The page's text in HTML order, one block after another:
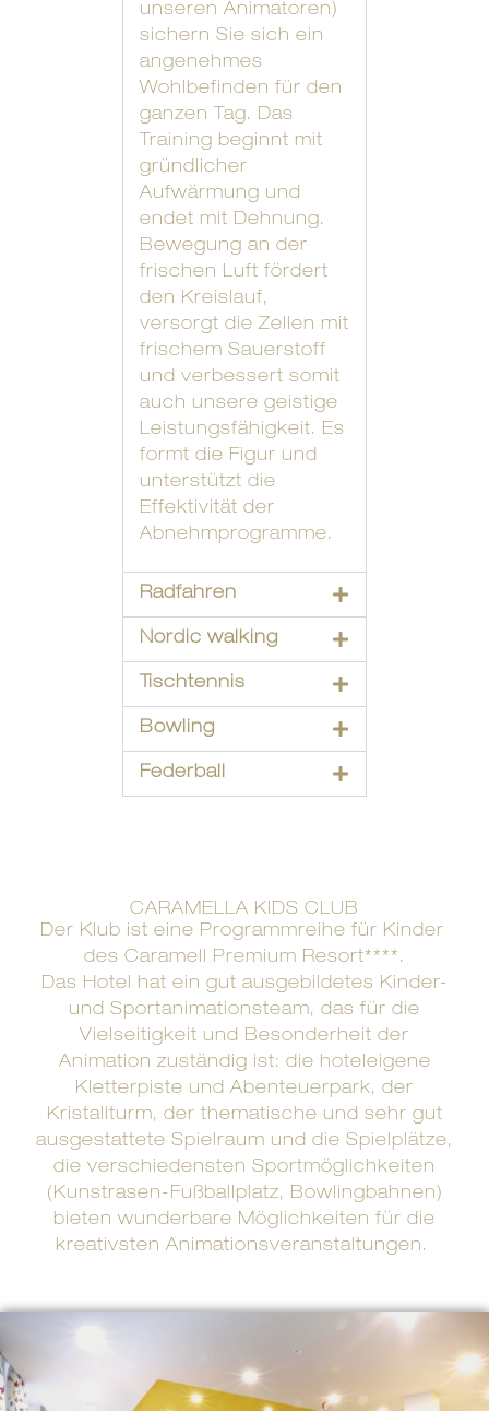
unseren Animatoren)
sichern Sie sich ein
angenehmes
Wohlbefinden für den
ganzen Tag. Das
Training beginnt mit
gründlicher
Aufwärmung und
endet mit Dehnung.
Bewegung an der
frischen Luft fördert
den Kreislauf,
versorgt die Zellen mit
frischem Sauerstoff
und verbessert somit
auch unsere geistige
Leistungsfähigkeit. Es
formt die Figur und
unterstützt die
Effektivität der
Abnehmprogramme.
Radfahren
Nordic walking
Tischtennis
Bowling
Federball
CARAMELLA KIDS CLUB
Der Klub ist eine Programmreihe für Kinder
des Caramell Premium Resort****.
Das Hotel hat ein gut ausgebildetes Kinder-
und Sportanimationsteam, das für die
Vielseitigkeit und Besonderheit der
Animation zuständig ist: die hoteleigene
Kletterpiste und Abenteuerpark, der
Kristallturm, der thematische und sehr gut
ausgestattete Spielraum und die Spielplätze,
die verschiedensten Sportmöglichkeiten
(Kunstrasen-Fußballplatz, Bowlingbahnen)
bieten wunderbare Möglichkeiten für die
kreativsten Animationsveranstaltungen.